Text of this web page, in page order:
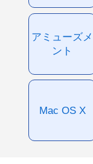
アミューズメ
ント
Mac OS X